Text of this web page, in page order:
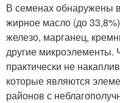
В семенах обнаружены
жирное масло (до
железо, марганец,
другие микроэлементы.
практически не
которые являются
районов с